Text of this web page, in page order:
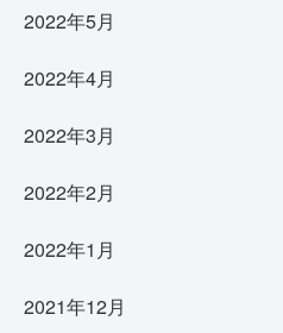
2022年5月
2022年4月
2022年3月
2022年2月
2022年1月
2021年12月